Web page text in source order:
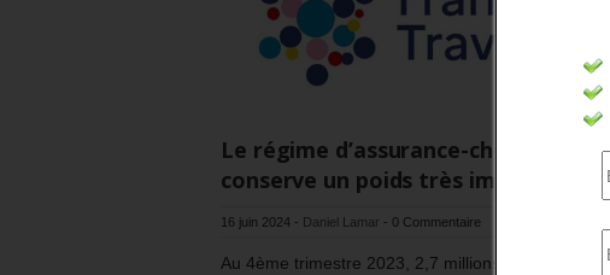
Le régime d’assurance-chômage
conserve un poids très important.
16 juin 2024 - Daniel Lamar - 0 Commentaire
Au 4ème trimestre 2023, 2,7 millions